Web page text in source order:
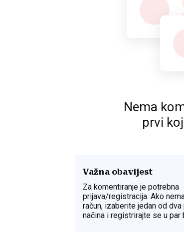
Nema
prvi
Važna obavijest
Za komentiranje je potrebna
prijava/registracija. Ako
račun, izaberite jedan od dva
načina i registrirajte se u par